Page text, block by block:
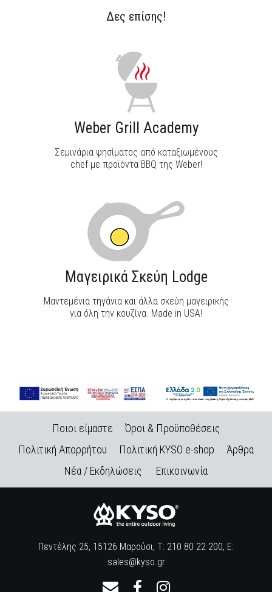
Δες επίσης!
Weber Grill Academy
Σεμινάρια ψησίματος από καταξιωμένους
chef με προϊόντα BBQ της Weber!
Μαγειρικά Σκεύη Lodge
Μαντεμένια τηγάνια και άλλα σκεύη μαγειρικής
για όλη την κουζίνα. Made in USA!
Ποιοι είμαστε
Όροι & Προϋποθέσεις
Πολιτική Απορρήτου
Πολιτική KYSO e-shop
Άρθρα
Νέα / Εκδηλώσεις
Επικοινωνία
Πεντέλης 25, 15126 Μαρούσι, Τ: 210 80 22 200, E:
sales@kyso.gr